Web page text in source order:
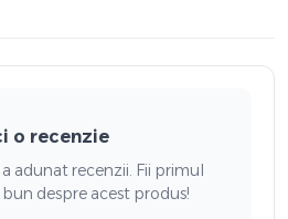
o recenzie
adunat recenzii. Fii primul
bun despre acest produs!